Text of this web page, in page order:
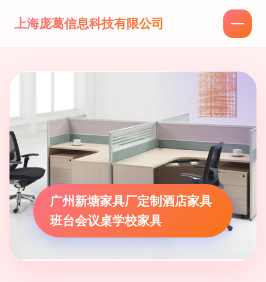
上海庞葛信息科技有限公司
广州新塘家具厂定制酒店家具
班台会议桌学校家具